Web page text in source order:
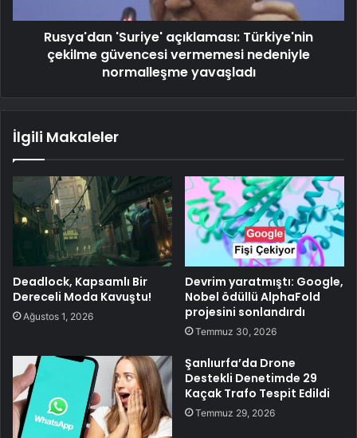
Rusya'dan 'Suriye' açıklaması: Türkiye'nin
çekilme güvencesi vermemesi nedeniyle
normalleşme yavaşladı
İlgili Makaleler
Deadlock, Kapsamlı Bir
Dereceli Moda Kavuştu!
Ağustos 1, 2026
Devrim yaratmıştı: Google,
Nobel ödüllü AlphaFold
projesini sonlandırdı
Temmuz 30, 2026
Şanlıurfa’da Drone
Destekli Denetimde 29
Kaçak Trafo Tespit Edildi
Temmuz 29, 2026